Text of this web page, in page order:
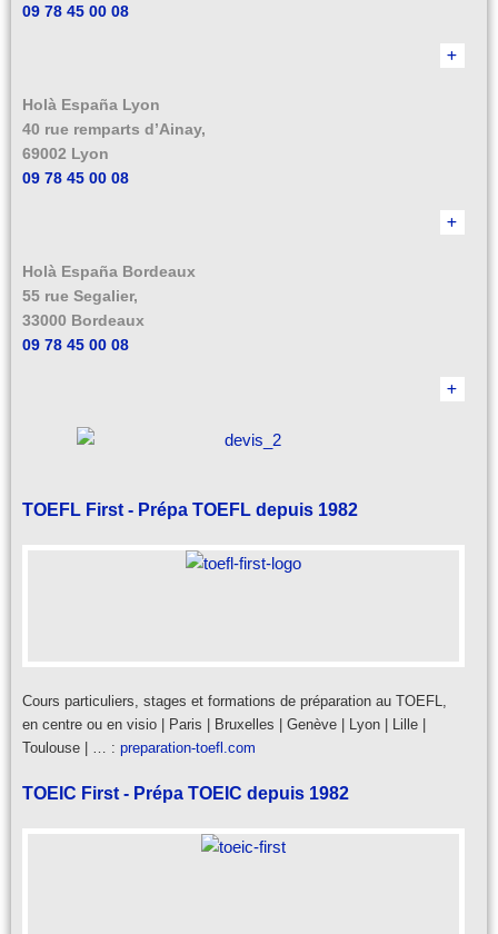
09 78 45 00 08
Holà España Lyon
40 rue remparts d’Ainay,
69002 Lyon
09 78 45 00 08
Holà España Bordeaux
55 rue Segalier,
33000 Bordeaux
09 78 45 00 08
TOEFL First - Prépa TOEFL depuis 1982
Cours particuliers, stages et formations de préparation au TOEFL,
en centre ou en visio | Paris | Bruxelles | Genève | Lyon | Lille |
Toulouse | … : preparation-toefl.com
TOEIC First - Prépa TOEIC depuis 1982